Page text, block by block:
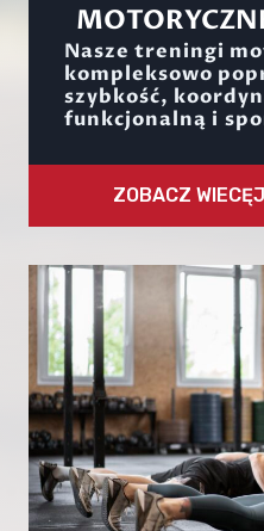
Nasze treningi
kompleksowo
szybkość,
funkcjonalną i
ZOBACZ WIECĘJ